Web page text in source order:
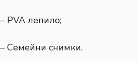
– PVA лепило;
– Семейни снимки.